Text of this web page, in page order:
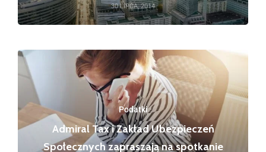
30 LIPCA, 2014
Podatki
Admiral Tax i Zakład Ubezpieczeń
Społecznych zapraszają na spotkanie